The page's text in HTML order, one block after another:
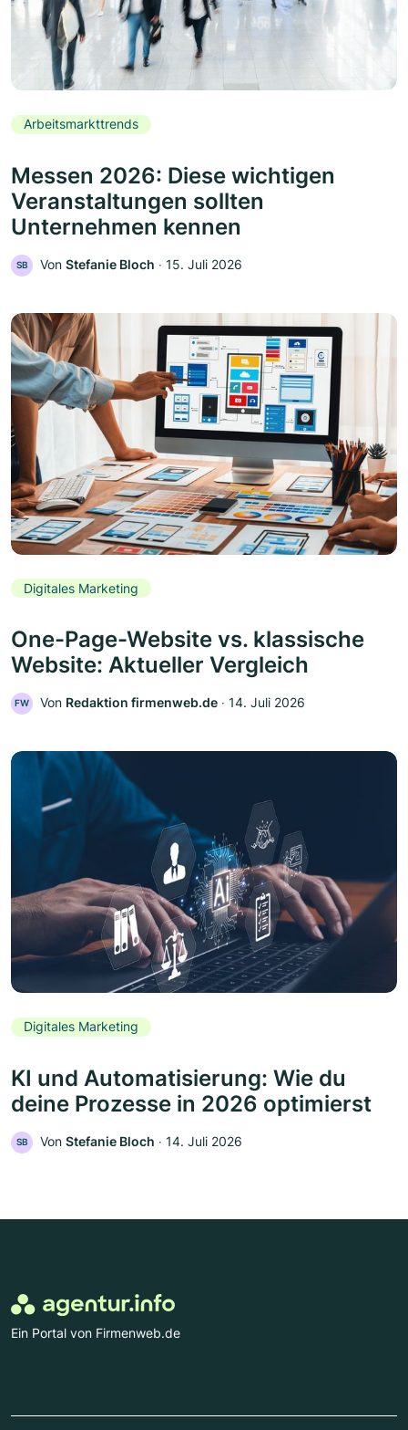
Arbeitsmarkttrends
Messen 2026: Diese wichtigen
Veranstaltungen sollten
Unternehmen kennen
SB Von Stefanie Bloch ‧ 15. Juli 2026
Digitales Marketing
One-Page-Website vs. klassische
Website: Aktueller Vergleich
FW Von Redaktion firmenweb.de ‧ 14. Juli 2026
Digitales Marketing
KI und Automatisierung: Wie du
deine Prozesse in 2026 optimierst
SB Von Stefanie Bloch ‧ 14. Juli 2026
Ein Portal von Firmenweb.de